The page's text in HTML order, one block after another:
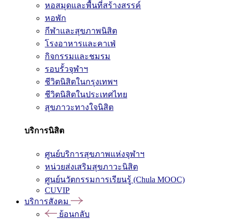
หอสมุดและพื้นที่สร้างสรรค์
หอพัก
กีฬาและสุขภาพนิสิต
โรงอาหารและคาเฟ่
กิจกรรมและชมรม
รอบรั้วจุฬาฯ
ชีวิตนิสิตในกรุงเทพฯ
ชีวิตนิสิตในประเทศไทย
สุขภาวะทางใจนิสิต
บริการนิสิต
ศูนย์บริการสุขภาพแห่งจุฬาฯ
หน่วยส่งเสริมสุขภาวะนิสิต
ศูนย์นวัตกรรมการเรียนรู้ (Chula MOOC)
CUVIP
บริการสังคม
ย้อนกลับ